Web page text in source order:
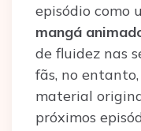
episódio como
mangá
de fluidez nas
fãs, no
material
próximos